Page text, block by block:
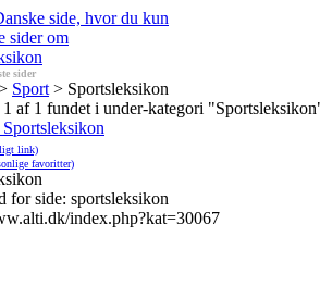
sider
Sport > Sportsleksikon
1 af 1 fundet i under-kategori
link)
favoritter)
for side: sportsleksikon
index.php?kat=30067